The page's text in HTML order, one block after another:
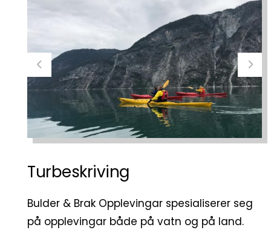
Turbeskriving
Bulder & Brak Opplevingar spesialiserer seg
på opplevingar både på vatn og på land.